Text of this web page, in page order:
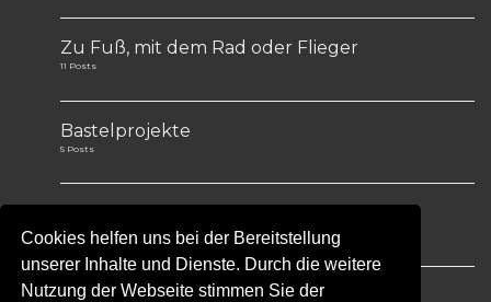
Cookies helfen uns bei der Bereitstellung
unserer Inhalte und Dienste. Durch die weitere
Nutzung der Webseite stimmen Sie der
Zu Fuß, mit dem Rad oder Flieger
11 Posts
Bastelprojekte
5 Posts
1 Post